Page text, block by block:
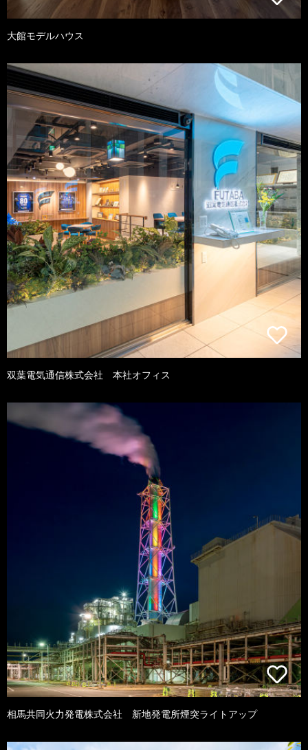
大館モデルハウス
双葉電気通信株式会社 本社オフィス
相馬共同火力発電株式会社 新地発電所煙突ライトアップ